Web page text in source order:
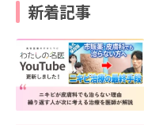
新着記事